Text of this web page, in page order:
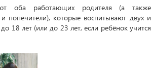
оба работающих родителя (а также
попечители), которые воспитывают двух и
18 лет (или до 23 лет, если ребёнок учится